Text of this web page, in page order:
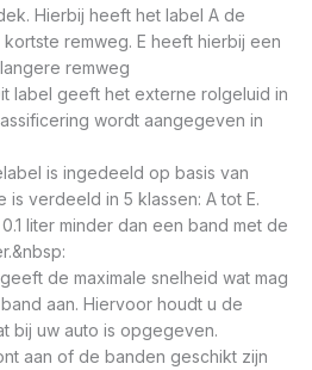
Hierbij heeft het label A de
remweg. E heeft hierbij een
remweg
label geeft het externe rolgeluid in
wordt aangegeven in
is ingedeeld op basis van
verdeeld in 5 klassen: A tot E.
liter minder dan een band met de
de maximale snelheid wat mag
aan. Hiervoor houdt u de
bij uw auto is opgegeven.
aan of de banden geschikt zijn